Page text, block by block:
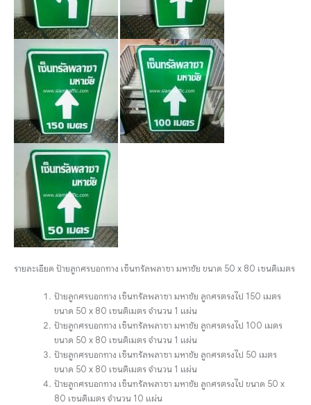
รายละเอียด ป้ายลูกศรบอกทาง เซ็นทรัลพลาซา มหาชัย ขนาด 50 x 80 เซนติเมตร
ป้ายลูกศรบอกทาง เซ็นทรัลพลาซา มหาชัย ลูกศรตรงไป 150 เมตร
ขนาด 50 x 80 เซนติเมตร จำนวน 1 แผ่น
ป้ายลูกศรบอกทาง เซ็นทรัลพลาซา มหาชัย ลูกศรตรงไป 100 เมตร
ขนาด 50 x 80 เซนติเมตร จำนวน 1 แผ่น
ป้ายลูกศรบอกทาง เซ็นทรัลพลาซา มหาชัย ลูกศรตรงไป 50 เมตร
ขนาด 50 x 80 เซนติเมตร จำนวน 1 แผ่น
ป้ายลูกศรบอกทาง เซ็นทรัลพลาซา มหาชัย ลูกศรตรงไป ขนาด 50 x
80 เซนติเมตร จำนวน 10 แผ่น